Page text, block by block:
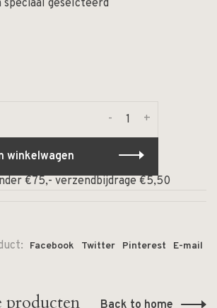
geselcteerd
+
-
winkelwagen
€75,- verzendbijdrage €5,50
Facebook Twitter Pinterest E-mail
producten Back to home